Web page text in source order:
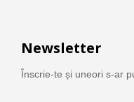
Newsletter
Înscrie-te și uneori s-ar